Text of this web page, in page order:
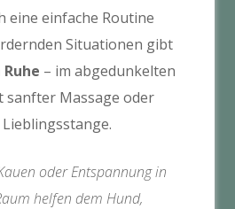
eine einfache Routine
Situationen gibt
– im abgedunkelten
sanfter Massage oder
oder Entspannung in
helfen dem Hund,